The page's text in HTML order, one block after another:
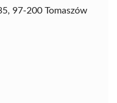
97-200 Tomaszów